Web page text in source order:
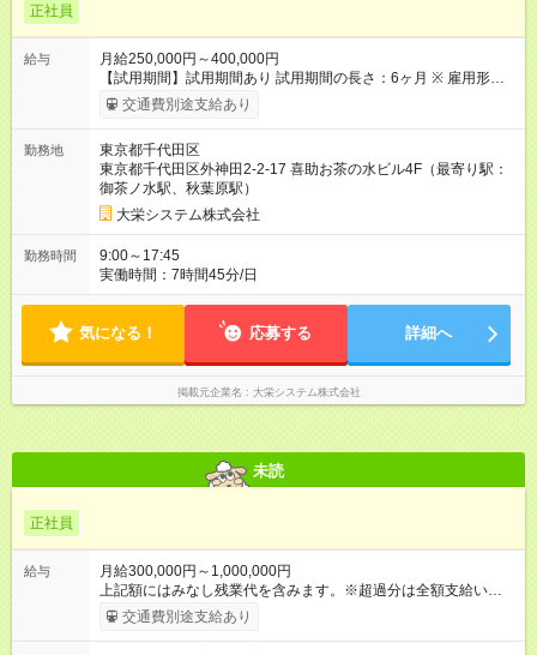
正社員
給与
月給250,000円～400,000円
【試用期間】試用期間あり 試用期間の長さ：6ヶ月 ※ 雇用形態
と給与に、本採用時と異なる部分があります。 雇用形態：中途
採用（契約社員） 給与：本採用時と同じです。
交通費別途支給あり
勤務地
東京都千代田区
東京都千代田区外神田2-2-17 喜助お茶の水ビル4F（最寄り駅：
御茶ノ水駅、秋葉原駅）
大栄システム株式会社
勤務時間
9:00～17:45
実働時間：7時間45分/日
気になる！ 応募する 詳細へ
掲載元企業名 大栄システム株式会社
未読
正社員
給与
月給300,000円～1,000,000円
上記額にはみなし残業代を含みます。※超過分は全額支給いたし
ます。 みなし残業代 56,700円 以上／月 みなし残業時間 30時間
／月 ※上記には固定残業代（月30時間分・5万6700円）が含ま
交通費別途支給あり